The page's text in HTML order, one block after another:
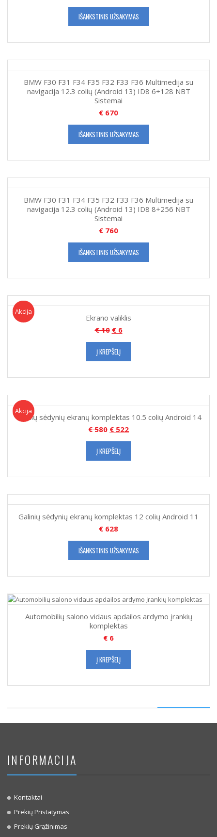
IŠANKSTINIS UŽSAKYMAS
BMW F30 F31 F34 F35 F32 F33 F36 Multimedija su
navigacija 12.3 colių (Android 13) ID8 6+128 NBT
Sistemai
€ 670
IŠANKSTINIS UŽSAKYMAS
BMW F30 F31 F34 F35 F32 F33 F36 Multimedija su
navigacija 12.3 colių (Android 13) ID8 8+256 NBT
Sistemai
€ 760
IŠANKSTINIS UŽSAKYMAS
Akcija
Akcija!
Ekrano valiklis
€10 €6
Į KREPŠELĮ
Akcija
Akcija!
Galinių sėdynių ekranų komplektas 10.5 colių Android 14
€580 € 522
Į KREPŠELĮ
Galinių sėdynių ekranų komplektas 12 colių Android 11
€ 628
IŠANKSTINIS UŽSAKYMAS
Automobilių salono vidaus apdailos ardymo įrankių
komplektas
€ 6
Į KREPŠELĮ
INFORMACIJA
Kontaktai
Prekių Pristatymas
Prekių Grąžinimas